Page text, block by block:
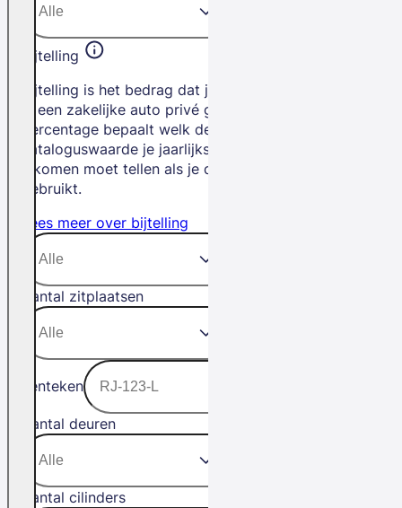
Bijtelling
Bijtelling is het bedrag dat je betaalt als
je een zakelijke auto privé gebruikt. Het
percentage bepaalt welk deel van de
cataloguswaarde je jaarlijks bij je
inkomen moet tellen als je de auto privé
gebruikt.
Lees meer over bijtelling
Aantal zitplaatsen
Kenteken
Aantal deuren
Aantal cilinders